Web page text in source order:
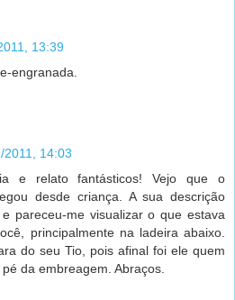
13:39
engranada.
2011, 14:03
e relato fantásticos! Vejo que o
desde criança. A sua descrição
pareceu-me visualizar o que estava
principalmente na ladeira abaixo.
do seu Tio, pois afinal foi ele quem
da embreagem. Abraços.